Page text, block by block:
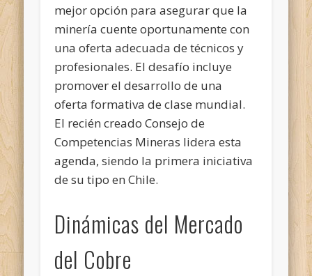
mejor opción para asegurar que la
minería cuente oportunamente con
una oferta adecuada de técnicos y
profesionales. El desafío incluye
promover el desarrollo de una
oferta formativa de clase mundial.
El recién creado Consejo de
Competencias Mineras lidera esta
agenda, siendo la primera iniciativa
de su tipo en Chile.
Dinámicas del Mercado
del Cobre